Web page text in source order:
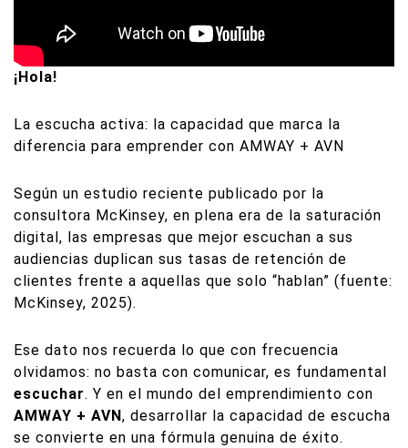
¡Hola!
La escucha activa: la capacidad que marca la
diferencia para emprender con AMWAY + AVN
Según un estudio reciente publicado por la
consultora McKinsey, en plena era de la saturación
digital, las empresas que mejor escuchan a sus
audiencias duplican sus tasas de retención de
clientes frente a aquellas que solo “hablan” (fuente:
McKinsey, 2025).
Ese dato nos recuerda lo que con frecuencia
olvidamos: no basta con comunicar, es fundamental
escuchar. Y en el mundo del emprendimiento con
AMWAY + AVN , desarrollar la capacidad de escucha
se convierte en una fórmula genuina de éxito.